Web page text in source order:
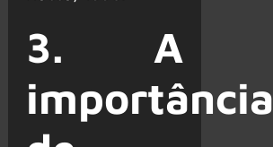
3. A
importância